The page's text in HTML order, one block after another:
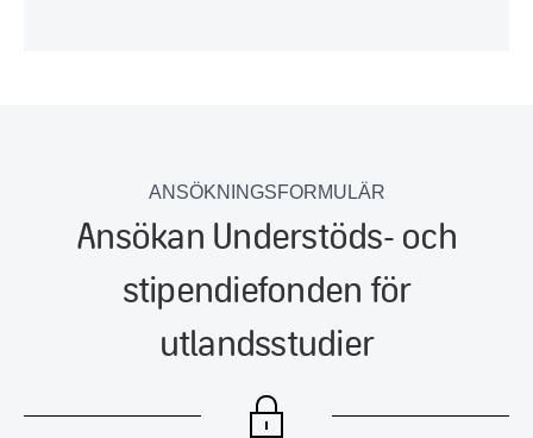
ANSÖKNINGSFORMULÄR
Ansökan Understöds- och
stipendiefonden för
utlandsstudier